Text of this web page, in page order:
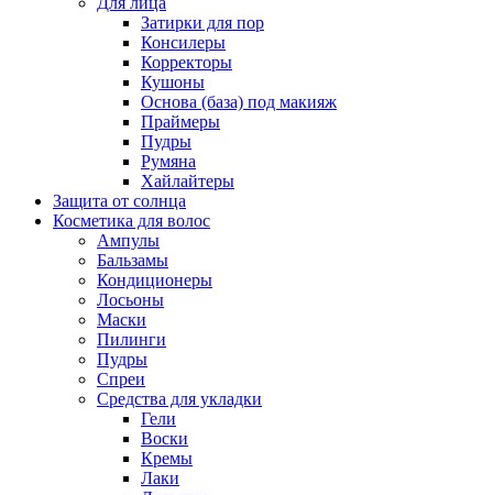
Затирки для пор
Консилеры
Корректоры
Кушоны
Основа (база) под макияж
Праймеры
Пудры
Румяна
Хайлайтеры
Защита от солнца
Косметика для волос
Ампулы
Бальзамы
Кондиционеры
Лосьоны
Маски
Пилинги
Пудры
Спреи
Средства для укладки
Гели
Воски
Кремы
Лаки